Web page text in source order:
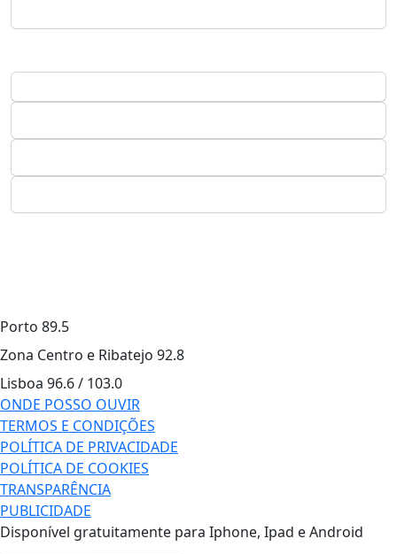
Porto 89.5
Zona Centro e Ribatejo 92.8
Lisboa 96.6 / 103.0
ONDE POSSO OUVIR
TERMOS E CONDIÇÕES
POLÍTICA DE PRIVACIDADE
POLÍTICA DE COOKIES
TRANSPARÊNCIA
PUBLICIDADE
Disponível gratuitamente para Iphone, Ipad e Android